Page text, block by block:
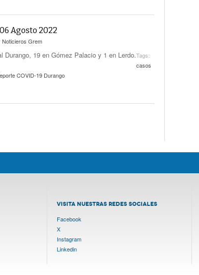
Agosto 2022
Noticieros Grem
Durango, 19 en Gómez Palacio y 1 en Lerdo.Tags:
casos
COVID-19 Durango
VISITA NUESTRAS REDES SOCIALES
Facebook
X
Instagram
Linkedin